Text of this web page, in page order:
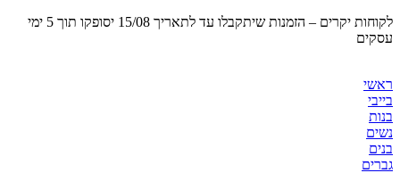
לקוחות יקרים – הזמנות שיתקבלו
עד לתאריך 15/08 יסופקו תוך 5 ימי
עסקים
ראשי
בייבי
בנות
נשים
בנים
גברים